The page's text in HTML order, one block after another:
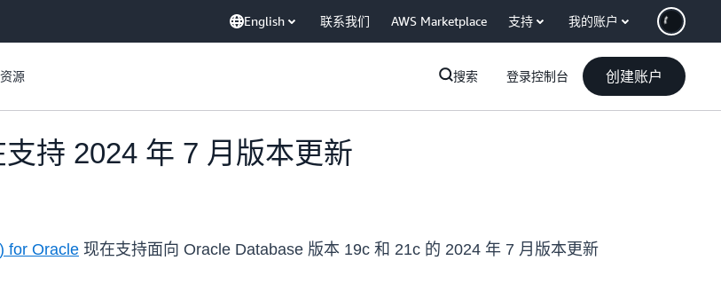
English 联系我们 AWS Marketplace 支持 我的账户
资源 搜索 登录控制台 创建账户
持 2024 年 7 月版本更新
for Oracle 现在支持面向 Oracle Database 版本 19c 和 21c 的 2024 年 7 月版本更新